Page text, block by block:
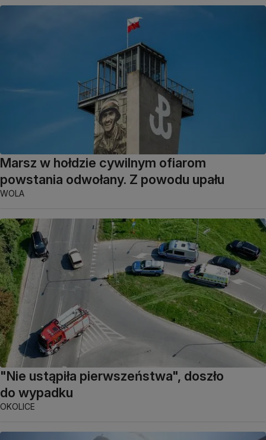
Marsz w hołdzie cywilnym ofiarom
powstania odwołany. Z powodu upału
WOLA
"Nie ustąpiła pierwszeństwa", doszło
do wypadku
OKOLICE